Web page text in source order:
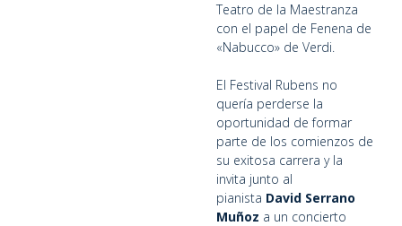
Teatro de la Maestranza
con el papel de Fenena de
«Nabucco» de Verdi.
El Festival Rubens no
quería perderse la
oportunidad de formar
parte de los comienzos de
su exitosa carrera y la
invita junto al
pianista David Serrano
Muñoz a un concierto